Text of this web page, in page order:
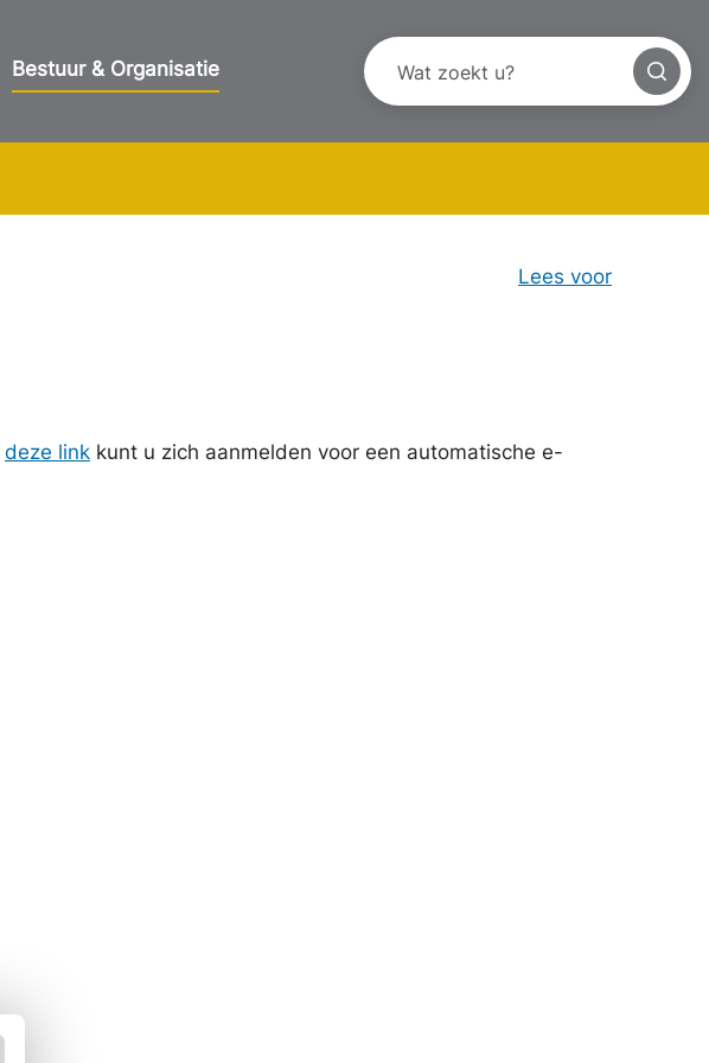
Bestuur & Organisatie
Lees voor
deze link kunt u zich aanmelden voor een automatische e-